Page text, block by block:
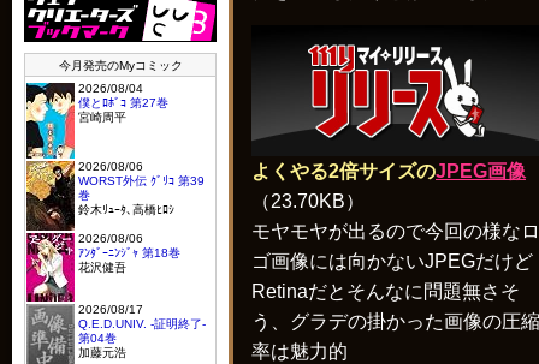
よくやる2倍サイズのJPEG画像
（23.70KB）
モヤモヤが出るので今回の様なロ
ゴ画像には向かないJPEGだけど
Retinaだとそんなに問題無さそ
う、グラデの掛かった画像の圧縮
率は魅力的